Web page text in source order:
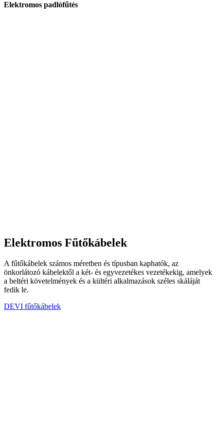
Elektromos padlófűtés
Elektromos Fűtőkábelek
A fűtőkábelek számos méretben és típusban kaphatók, az
önkorlátozó kábelektől a két- és egyvezetékes vezetékekig, amelyek
a beltéri követelmények és a kültéri alkalmazások széles skáláját
fedik le.
DEVI fűtőkábelek